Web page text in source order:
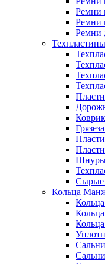
Ремни
Ремни
Ремни
Техпластины
Шнуры
Сырые
Кольца